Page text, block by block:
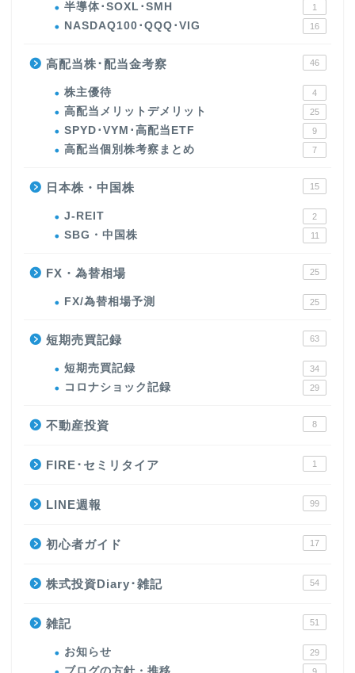
半導体･SOXL･SMH 1
NASDAQ100･QQQ･VIG 16
高配当株･配当金考察 46
株主優待 4
高配当メリットデメリット 25
SPYD･VYM･高配当ETF 9
高配当個別株考察まとめ 7
日本株・中国株 15
J-REIT 2
SBG・中国株 11
FX・為替相場 25
FX/為替相場予測 25
短期売買記録 63
短期売買記録 34
コロナショック記録 29
不動産投資 8
FIRE･セミリタイア 1
LINE週報 99
初心者ガイド 17
株式投資Diary･雑記 54
雑記 51
お知らせ 29